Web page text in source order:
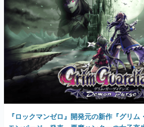
『ロックマンゼロ』開発元の新作『グリム
モンパージ』発表。悪魔ハンターの女子高
り協力プレイも可能な2D横スクロールア